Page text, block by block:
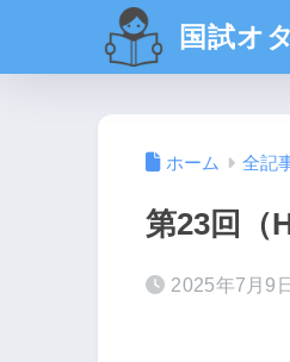
国試オ
ホーム 全記
第23回（
2025年7月9日